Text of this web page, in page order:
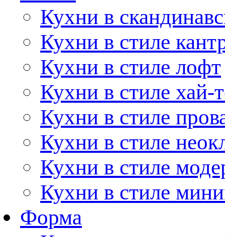
Кухни в
Кухни в стиле
Кухни в стиле лофт
Кухни в стиле хай-
Кухни в стиле
Кухни в стиле
Кухни в стиле
Кухни в стиле
Форма